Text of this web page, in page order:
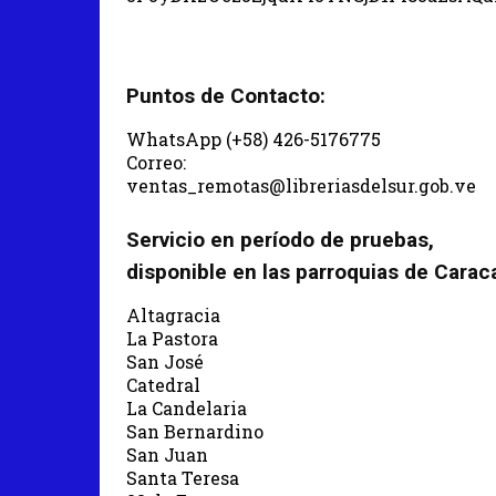
Puntos de Contacto:
WhatsApp (+58) 426-5176775
Correo:
ventas_remotas@libreriasdelsur.gob.ve
Servicio en período de pruebas,
disponible en las parroquias de
Altagracia
La Pastora
San José
Catedral
La Candelaria
San Bernardino
San Juan
Santa Teresa